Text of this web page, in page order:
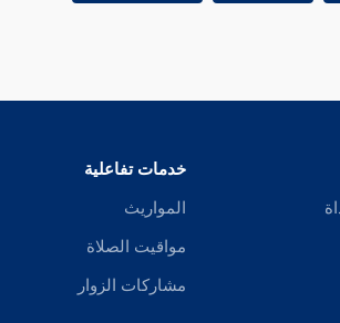
خدمات تفاعلية
المواريث
مواقيت الصلاة
مشاركات الزوار